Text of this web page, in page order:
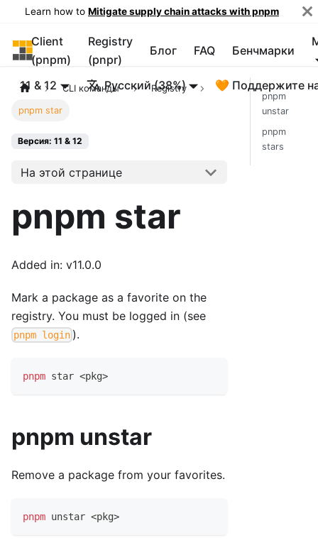
Learn how to Mitigate supply chain attacks with pnpm
pnpm
Client
(pnpm)
Registry
(pnpr)
Блог FAQ Бенчмарки
11 & 12 Русский (38%) 🧡 Поддержите
CLI команды Registry
pnpm star
Версия: 11 & 12
На этой странице
pnpm star
Added in: v11.0.0
Mark a package as a favorite on the
registry. You must be logged in (see
pnpm login ).
pnpm star <pkg>
pnpm unstar
Remove a package from your favorites.
pnpm unstar <pkg>
pnpm
unstar
pnpm
stars